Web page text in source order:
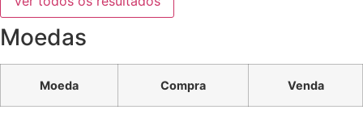
Moedas
Moeda Compra Venda